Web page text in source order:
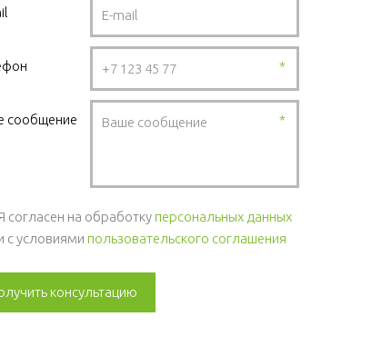
*
сообщение *
согласен на обработкуперсональных данных
с условиями пользовательского соглашения
консультацию